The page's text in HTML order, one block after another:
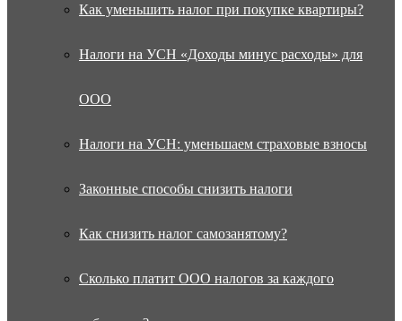
Как уменьшить налог при покупке квартиры?
Налоги на УСН «Доходы минус расходы» для
ООО
Налоги на УСН: уменьшаем страховые взносы
Законные способы снизить налоги
Как снизить налог самозанятому?
Сколько платит ООО налогов за каждого